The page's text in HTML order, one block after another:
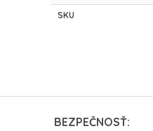
SKU
BEZPEČNOSŤ: